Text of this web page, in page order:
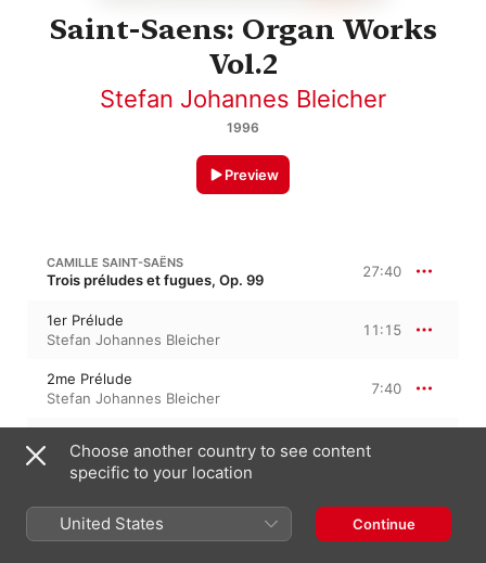
Saint-Saens: Organ Works
Vol.2
Stefan Johannes Bleicher
1996
Preview
CAMILLE SAINT-SAËNS
Trois préludes et fugues, Op. 99 27:40
1er Prélude
Stefan Johannes Bleicher
11:15
2me Prélude
Stefan Johannes Bleicher
7:40
Stefan Johannes Bleicher
CAMILLE SAINT-SAËNS
La cendre rouge, Op. 146
Choose another country to see content
specific to your location
United States Continue